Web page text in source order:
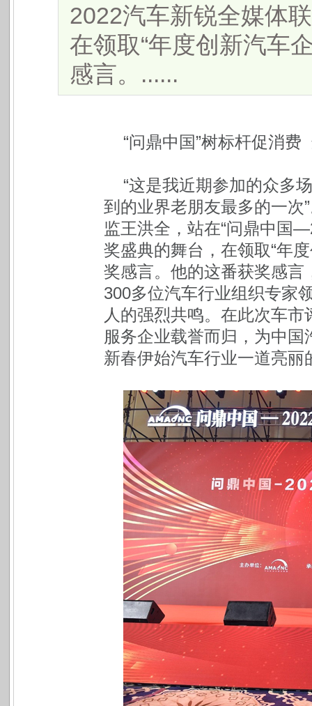
2022汽车新锐全媒体
在领取“年度创新汽车
感言。......
“问鼎中国”树标杆促消
“这是我近期参加的众多
到的业界老朋友最多的一次
监王洪全，站在“问鼎中国
奖盛典的舞台，在领取“年
奖感言。他的这番获奖感
300多位汽车行业组织专家
人的强烈共鸣。在此次车
服务企业载誉而归，为中
新春伊始汽车行业一道亮丽